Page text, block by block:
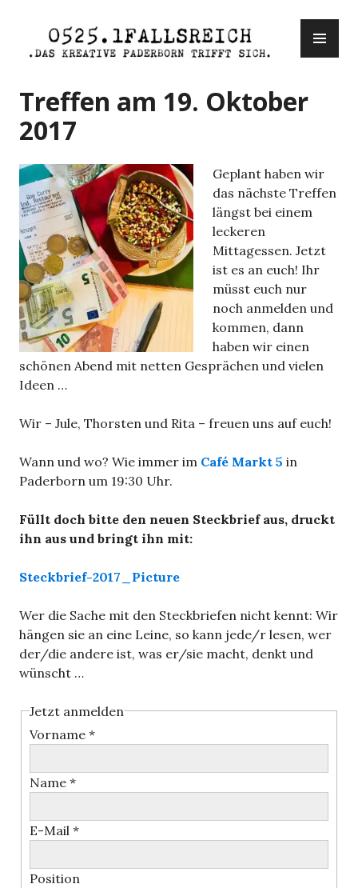
Inhalt
springen
0525.1fallsreich
Treffen am 19. Oktober
2017
Geplant haben wir
das nächste Treffen
längst bei einem
leckeren
Mittagessen. Jetzt
ist es an euch! Ihr
müsst euch nur
noch anmelden und
kommen, dann
haben wir einen
schönen Abend mit netten Gesprächen und vielen
Ideen …
Wir – Jule, Thorsten und Rita – freuen uns auf euch!
Wann und wo? Wie immer im Café Markt 5 in
Paderborn um 19:30 Uhr.
Füllt doch bitte den neuen Steckbrief aus, druckt
ihn aus und bringt ihn mit:
Steckbrief-2017_Picture
Wer die Sache mit den Steckbriefen nicht kennt: Wir
hängen sie an eine Leine, so kann jede/r lesen, wer
der/die andere ist, was er/sie macht, denkt und
wünscht …
Jetzt anmelden
Vorname *
Name *
E-Mail *
Position